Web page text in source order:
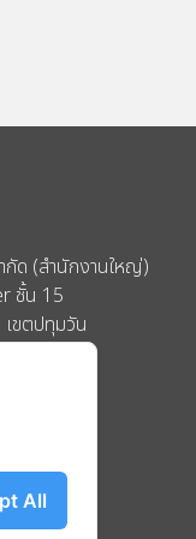
กัด (สำนักงานใหญ่)
ชั้น 15
ขตปทุมวัน
All